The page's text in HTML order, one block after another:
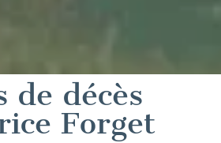
de décès
Forget